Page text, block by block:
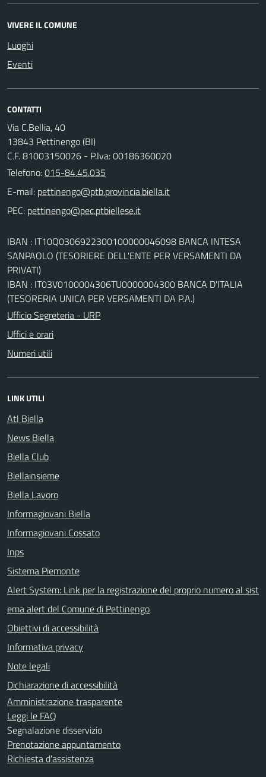
VIVERE IL COMUNE
Luoghi
Eventi
CONTATTI
Via C.Bellia, 40
13843 Pettinengo (BI)
C.F. 81003150026 - P.Iva: 00186360020
Telefono:015-84.45.035
E-mail:
PEC:
IBAN : IT10Q0306922300100000046098 BANCA INTESA
SANPAOLO (TESORIERE DELL'ENTE PER VERSAMENTI DA
PRIVATI)
IBAN : IT03V0100004306TU0000004300 BANCA D'ITALIA
(TESORERIA UNICA PER VERSAMENTI DA P.A.)
Ufficio Segreteria - URP
Uffici e orari
Numeri utili
LINK UTILI
Atl Biella
News Biella
Biella Club
Biellainsieme
Biella Lavoro
Informagiovani Biella
Informagiovani Cossato
Inps
Sistema Piemonte
Alert System: Link per la registrazione del proprio numero al sist
ema alert del Comune di Pettinengo
Obiettivi di accessibilità
Informativa privacy
Note legali
Dichiarazione di accessibilità
Amministrazione trasparente
Leggi le FAQ
Segnalazione disservizio
Prenotazione appuntamento
Richiesta d'assistenza